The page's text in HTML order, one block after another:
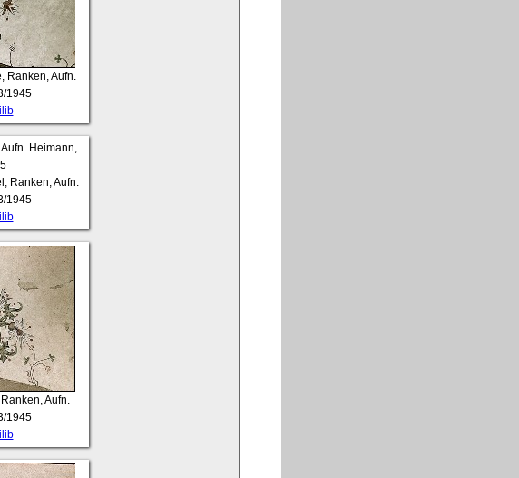
Ranken, Aufn.
1945
Ranken, Aufn.
1945
Aufn.
1945